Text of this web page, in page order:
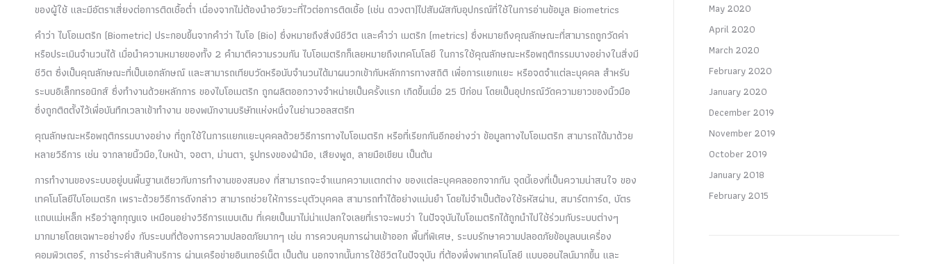
ของผู้ใช้ และมีอัตราเสี่ยงต่อการติดเชื้อต่ำ เนื่องจากไม่ต้องนำอวัยวะที่ไวต่อการติดเชื้อ (เช่น ดวงตา)ไปสัมผัสกับอุปกรณ์ที่ใช้ในการอ่านข้อมูล Biometrics
คำว่า ไบโอเมตริก (Biometric) ประกอบขึ้นจากคำว่า ไบโอ (Bio) ซึ่งหมายถึงสิ่งมีชีวิต และคำว่า เมตริก (metrics) ซึ่งหมายถึงคุณลักษณะที่สามารถถูกวัดค่า
หรือประเมินจำนวนได้ เมื่อนำความหมายของทั้ง 2 คำมาตีความรวมกัน ไบโอเมตริกก็เลยหมายถึงเทคโนโลยี ในการใช้คุณลักษณะหรือพฤติกรรมบางอย่างในสิ่งมี
ชีวิต ซึ่งเป็นคุณลักษณะที่เป็นเอกลักษณ์ และสามารถเทียบวัดหรือนับจำนวนได้มาผนวกเข้ากับหลักการทางสถิติ เพื่อการแยกแยะ หรือจดจำแต่ละบุคคล สำหรับ
ระบบอิเล็กทรอนิกส์ ซึ่งทำงานด้วยหลักการ ของไบโอเมตริก ถูกผลิตออกวางจำหน่ายเป็นครั้งแรก เกิดขึ้นเมื่อ 25 ปีก่อน โดยเป็นอุปกรณ์วัดความยาวของนิ้วมือ
ซึ่งถูกติดตั้งไว้เพื่อบันทึกเวลาเข้าทำงาน ของพนักงานบริษัทแห่งหนึ่งในย่านวอลสตรีท
คุณลักษณะหรือพฤติกรรมบางอย่าง ที่ถูกใช้ในการแยกแยะบุคคลด้วยวิธีการทางไบโอเมตริก หรือที่เรียกกันอีกอย่างว่า ข้อมูลทางไบโอเมตริก สามารถได้มาด้วย
หลายวิธีการ เช่น จากลายนิ้วมือ,ใบหน้า, จอตา, ม่านตา, รูปทรงของฝ่ามือ, เสียงพูด, ลายมือเขียน เป็นต้น
การทำงานของระบบอยู่บนพื้นฐานเดียวกับการทำงานของสมอง ที่สามารถจะจำแนกความแตกต่าง ของแต่ละบุคคลออกจากกัน จุดนี้เองที่เป็นความน่าสนใจ ของ
เทคโนโลยีไบโอเมตริก เพราะด้วยวิธีการดังกล่าว สามารถช่วยให้การระบุตัวบุคคล สามารถทำได้อย่างแม่นยำ โดยไม่จำเป็นต้องใช้รหัสผ่าน, สมาร์ตการ์ด, บัตร
แถบแม่เหล็ก หรือว่าลูกกุญแจ เหมือนอย่างวิธีการแบบเดิม ที่เคยเป็นมาไม่น่าแปลกใจเลยที่เราจะพบว่า ในปัจจุบันไบโอเมตริกได้ถูกนำไปใช้ร่วมกับระบบต่างๆ
มากมายโดยเฉพาะอย่างยิ่ง กับระบบที่ต้องการความปลอดภัยมากๆ เช่น การควบคุมการผ่านเข้าออก พื้นที่พิเศษ, ระบบรักษาความปลอดภัยข้อมูลบนเครื่อง
คอมพิวเตอร์, การชำระค่าสินค้าบริการ ผ่านเครือข่ายอินเทอร์เน็ต เป็นต้น นอกจากนั้นการใช้ชีวิตในปัจจุบัน ที่ต้องพึ่งพาเทคโนโลยี แบบออนไลน์มากขึ้น และ
May 2020
April 2020
March 2020
February 2020
January 2020
December 2019
November 2019
October 2019
January 2018
February 2015